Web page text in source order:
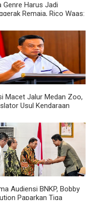
Genre Harus Jadi
Remaja, Rico Waas:
Macet Jalur Medan Zoo,
Usul Kendaraan
Sumatera
Audiensi BNKP, Bobby
Paparkan Tiga